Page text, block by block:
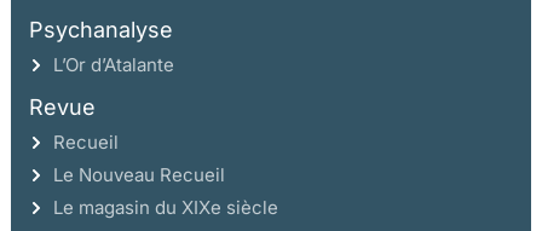
Psychanalyse
L’Or d’Atalante
Revue
Recueil
Le Nouveau Recueil
Le magasin du XIXe siècle